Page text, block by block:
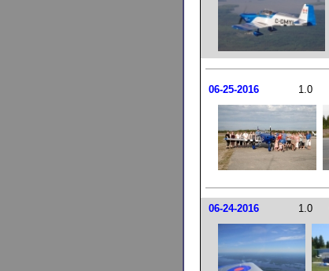
06-25-2016 1.0
06-24-2016 1.0